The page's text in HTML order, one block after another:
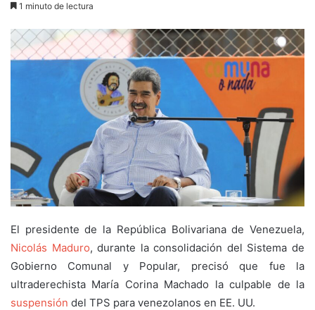
1 minuto de lectura
El presidente de la República Bolivariana de Venezuela,
Nicolás Maduro, durante la consolidación del Sistema de
Gobierno Comunal y Popular, precisó que fue la
ultraderechista María Corina Machado la culpable de la
suspensión del TPS para venezolanos en EE. UU.